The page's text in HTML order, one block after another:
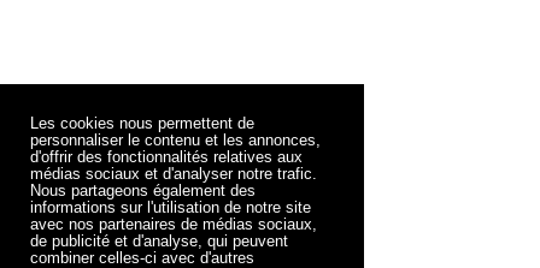
Les cookies nous permettent de
personnaliser le contenu et les annonces,
d'offrir des fonctionnalités relatives aux
médias sociaux et d'analyser notre trafic.
Nous partageons également des
informations sur l'utilisation de notre site
avec nos partenaires de médias sociaux,
de publicité et d'analyse, qui peuvent
combiner celles-ci avec d'autres